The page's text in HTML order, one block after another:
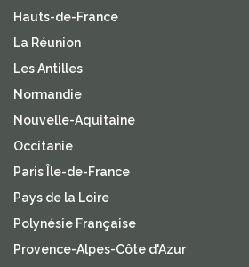
Hauts-de-France
La Réunion
Les Antilles
Normandie
Nouvelle-Aquitaine
Occitanie
Paris Île-de-France
Pays de la Loire
Polynésie Française
Provence-Alpes-Côte d'Azur